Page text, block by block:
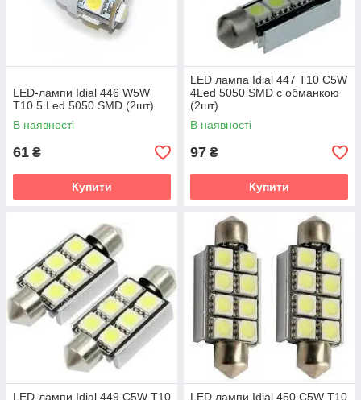
LED-лампи Idial 446 W5W
T10 5 Led 5050 SMD (2шт)
В наявності
61 ₴
Купити
LED лампа Idial 447 T10 C5W
4Led 5050 SMD c обманкою
(2шт)
В наявності
97 ₴
Купити
LED-лампи Idial 449 C5W T10
LED лампи Idial 450 C5W T10